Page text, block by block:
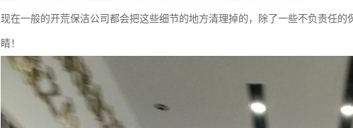
现在一般的开荒保洁公司都会把这些细节的地方清理掉的，除了一些不负责任
睛！